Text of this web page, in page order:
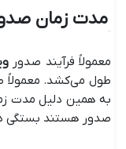
مدت زمان
معمولاً فرآیند صدور
طول می‌کشد. معمولاً
به همین دلیل مدت
صدور هستند بستگی